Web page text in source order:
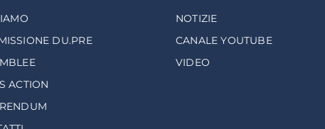
DU.PRE
ACTION
NOTIZIE
CANALE YOUTUBE
VIDEO